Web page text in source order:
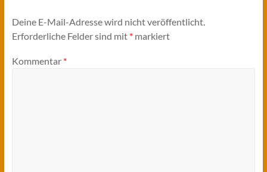
Deine E-Mail-Adresse wird nicht veröffentlicht.
Erforderliche Felder sind mit *markiert
Kommentar *